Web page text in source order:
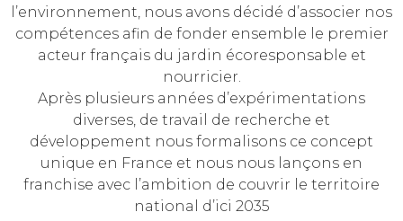
l’environnement, nous avons décidé d’associer nos
compétences afin de fonder ensemble le premier
acteur français du jardin écoresponsable et
nourricier.
Après plusieurs années d’expérimentations
diverses, de travail de recherche et
développement nous formalisons ce concept
unique en France et nous nous lançons en
franchise avec l’ambition de couvrir le territoire
national d’ici 2035